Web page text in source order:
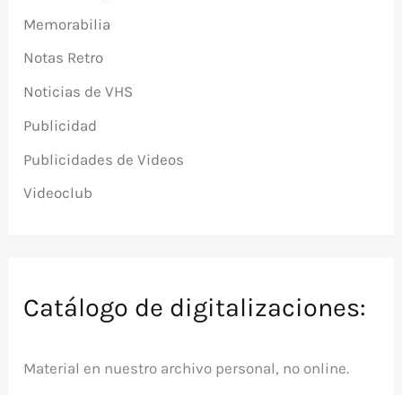
Memorabilia
Notas Retro
Noticias de VHS
Publicidad
Publicidades de Videos
Videoclub
Catálogo de digitalizaciones:
Material en nuestro archivo personal, no online.